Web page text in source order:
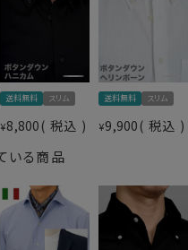
ツ。
イントオックスフォ
り出してしわを伸ば
ません。
わになりにくいため、
シュ）
送料無料 スリム
¥8,800 税込
送料無料 スリム
¥9,900 税込
いる商品